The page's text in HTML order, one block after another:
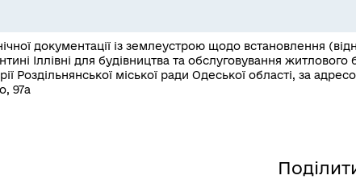
документації із землеустрою щодо встановлення
Іллівні для будівництва та обслуговування
Роздільнянської міської ради Одеської області, за
97а